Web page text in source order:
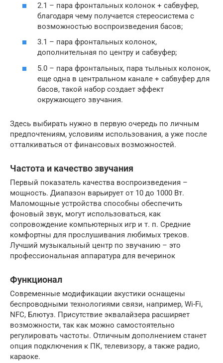
2.1 – пара фронтальных колонок + сабвуфер,
благодаря чему получается стереосистема с
возможностью воспроизведения басов;
3.1 – пара фронтальных колонок,
дополнительная по центру и сабвуфер;
5.0 – пара фронтальных, пара тыльных колонок,
еще одна в центральном канале + сабвуфер для
басов, такой набор создает эффект
окружающего звучания.
Здесь выбирать нужно в первую очередь по личным
предпочтениям, условиям использования, а уже после
отталкиваться от финансовых возможностей.
Частота и качество звучания
Первый показатель качества воспроизведения –
мощность. Диапазон варьирует от 10 до 1000 Вт.
Маломощные устройства способны обеспечить
фоновый звук, могут использоваться, как
сопровождение компьютерных игр и т. п. Средние
комфортны для прослушивания любимых треков.
Лучший музыкальный центр по звучанию – это
профессиональная аппаратура для вечеринок
Функционал
Современные модификации акустики оснащены
беспроводными технологиями связи, например, Wi-Fi,
NFC, Блютуз. Присутствие эквалайзера расширяет
возможности, так как можно самостоятельно
регулировать частоты. Отличным дополнением станет
опция подключения к ПК, телевизору, а также радио,
караоке.